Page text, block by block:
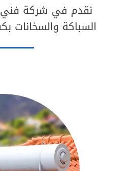
نقدم في شركة
السباكة والسخانات